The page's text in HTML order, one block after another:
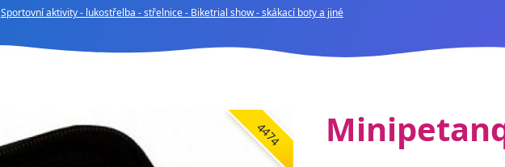
Sportovní aktivity - lukostřelba - střelnice - Biketrial show - skákací boty a jiné
4474